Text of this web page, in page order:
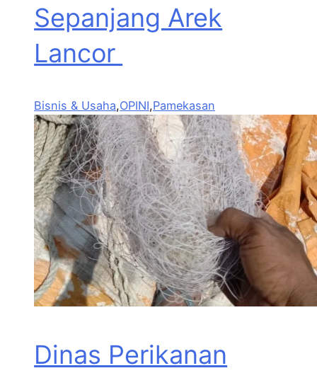
Sepanjang Arek
Lancor
Bisnis & Usaha,OPINI,Pamekasan
Dinas Perikanan